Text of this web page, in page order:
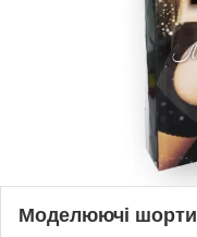
Моделюючі